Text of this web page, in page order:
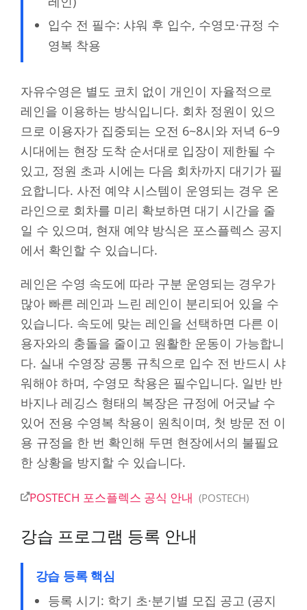
입수 전 필수: 샤워 후 입수, 수영모·규정 수
영복 착용
자유수영은 별도 코치 없이 개인이 자율적으로
레인을 이용하는 방식입니다. 회차 정원이 있으
므로 이용자가 집중되는 오전 6~8시와 저녁 6~9
시대에는 현장 도착 순서대로 입장이 제한될 수
있고, 정원 초과 시에는 다음 회차까지 대기가 필
요합니다. 사전 예약 시스템이 운영되는 경우 온
라인으로 회차를 미리 확보하면 대기 시간을 줄
일 수 있으며, 현재 예약 방식은 포스플렉스 공지
에서 확인할 수 있습니다.
레인은 수영 속도에 따라 구분 운영되는 경우가
많아 빠른 레인과 느린 레인이 분리되어 있을 수
있습니다. 속도에 맞는 레인을 선택하면 다른 이
용자와의 충돌을 줄이고 원활한 운동이 가능합니
다. 실내 수영장 공통 규칙으로 입수 전 반드시 샤
워해야 하며, 수영모 착용은 필수입니다. 일반 반
바지나 레깅스 형태의 복장은 규정에 어긋날 수
있어 전용 수영복 착용이 원칙이며, 첫 방문 전 이
용 규정을 한 번 확인해 두면 현장에서의 불필요
한 상황을 방지할 수 있습니다.
POSTECH 포스플렉스 공식 안내 POSTECH
강습 프로그램 등록 안내
강습 등록 핵심
등록 시기: 학기 초·분기별 모집 공고 (공지